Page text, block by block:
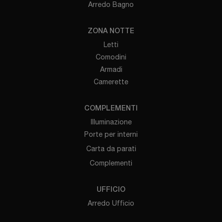
Arredo Bagno
ZONA NOTTE
Letti
Comodini
Armadi
Camerette
COMPLEMENTI
Illuminazione
Porte per interni
Carta da parati
Complementi
UFFICIO
Arredo Ufficio